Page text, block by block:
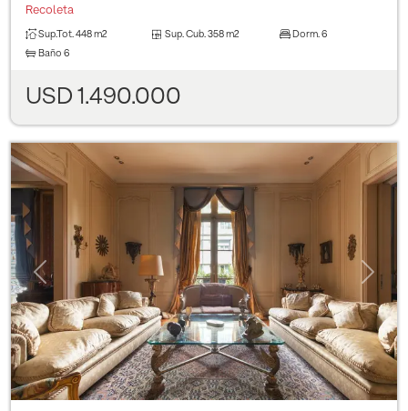
Recoleta
Sup.Tot. 448 m2 Sup. Cub. 358 m2 Dorm. 6
Baño 6
USD 1.490.000
Previous